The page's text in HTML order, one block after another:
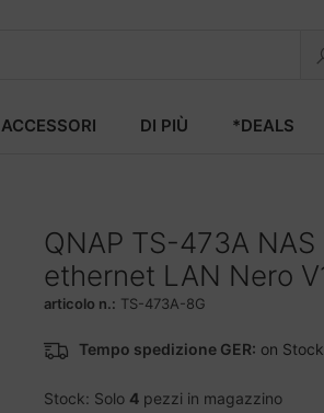
ACCESSORI DI PIÙ *DEALS
QNAP TS-473A
ethernet LAN Nero
articolo n.: TS-473A-8G
Tempo spedizione GER: on
Stock: Solo 4 pezzi in magazzino